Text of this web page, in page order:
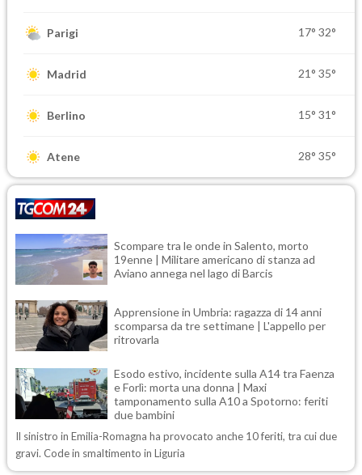
Parigi 17° 32°
Madrid 21° 35°
Berlino 15° 31°
Atene 28° 35°
Scompare tra le onde in Salento, morto
19enne | Militare americano di stanza ad
Aviano annega nel lago di Barcis
Apprensione in Umbria: ragazza di 14 anni
scomparsa da tre settimane | L'appello per
ritrovarla
Esodo estivo, incidente sulla A14 tra Faenza
e Forlì: morta una donna | Maxi
tamponamento sulla A10 a Spotorno: feriti
due bambini
Il sinistro in Emilia-Romagna ha provocato anche 10 feriti, tra cui due
gravi. Code in smaltimento in Liguria